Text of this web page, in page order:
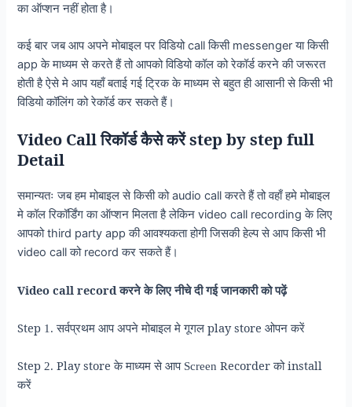
का ऑप्शन नहीं होता है।
कई बार जब आप अपने मोबाइल पर विडियो call किसी messenger या किसी
app के माध्यम से करते हैं तो आपको विडियो कॉल को रेकॉर्ड करने की जरूरत
होती है ऐसे मे आप यहाँ बताई गई ट्रिक के माध्यम से बहुत ही आसानी से किसी भी
विडियो कॉलिंग को रेकॉर्ड कर सकते हैं।
Video Callरिकॉर्ड कैसे करेंstep by step full
Detail
समान्यतः जब हम मोबाइल से किसी को audio call करते हैं तो वहाँ हमे मोबाइल
मे कॉल रिकॉर्डिंग का ऑप्शन मिलता है लेकिन video call recording के लिए
आपको third party app की आवश्यकता होगी जिसकी हेल्प से आप किसी भी
video call को record कर सकते हैं।
Video call recordकरने के लिए नीचे दी गई जानकारी को पढ़ें
Step 1. सर्वप्रथम आप अपने मोबाइल मे गूगलplay storeओपन करें
Step2.Play storeके माध्यम से आप Screen Recorderकोinstall
करें